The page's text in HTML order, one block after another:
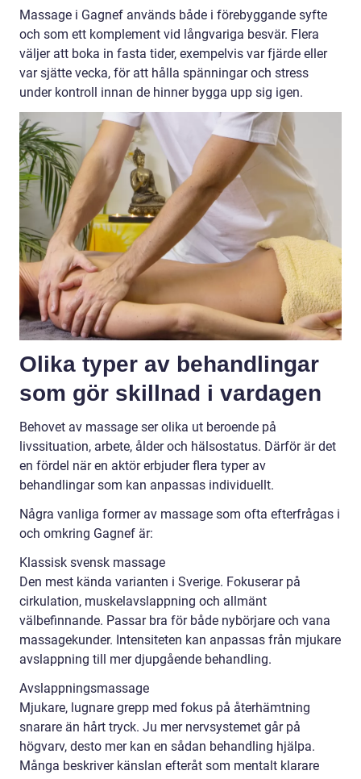
Massage i Gagnef används både i förebyggande syfte
och som ett komplement vid långvariga besvär. Flera
väljer att boka in fasta tider, exempelvis var fjärde eller
var sjätte vecka, för att hålla spänningar och stress
under kontroll innan de hinner bygga upp sig igen.
Olika typer av behandlingar
som gör skillnad i vardagen
Behovet av massage ser olika ut beroende på
livssituation, arbete, ålder och hälsostatus. Därför är det
en fördel när en aktör erbjuder flera typer av
behandlingar som kan anpassas individuellt.
Några vanliga former av massage som ofta efterfrågas i
och omkring Gagnef är:
Klassisk svensk massage
Den mest kända varianten i Sverige. Fokuserar på
cirkulation, muskelavslappning och allmänt
välbefinnande. Passar bra för både nybörjare och vana
massagekunder. Intensiteten kan anpassas från mjukare
avslappning till mer djupgående behandling.
Avslappningsmassage
Mjukare, lugnare grepp med fokus på återhämtning
snarare än hårt tryck. Ju mer nervsystemet går på
högvarv, desto mer kan en sådan behandling hjälpa.
Många beskriver känslan efteråt som mentalt klarare